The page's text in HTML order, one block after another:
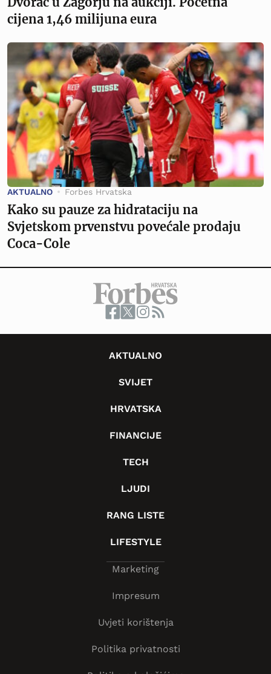
cijena 1,46 milijuna eura
AKTUALNO Forbes Hrvatska
Kako su pauze za hidrataciju na
Svjetskom prvenstvu povećale prodaju
Coca-Cole
AKTUALNO
SVIJET
HRVATSKA
FINANCIJE
TECH
LJUDI
RANG LISTE
LIFESTYLE
Marketing
Impresum
Uvjeti korištenja
Politika privatnosti